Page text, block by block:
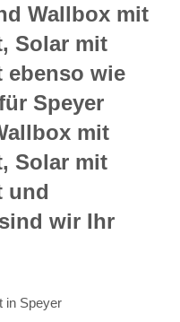
Wallbox mit
Solar mit
ebenso wie
Speyer
mit
Solar mit
und
wir Ihr
in Speyer